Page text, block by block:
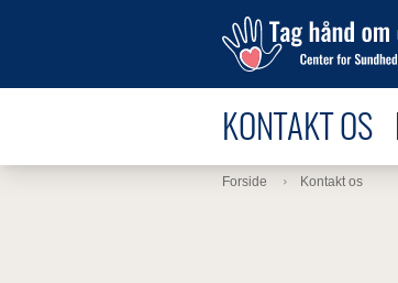
KONTAKT OS
Forside Kontakt os